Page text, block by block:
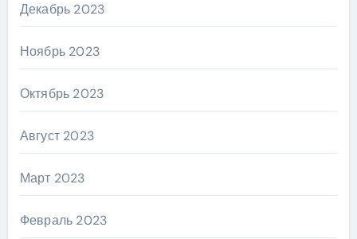
Декабрь 2023
Ноябрь 2023
Октябрь 2023
Август 2023
Март 2023
Февраль 2023